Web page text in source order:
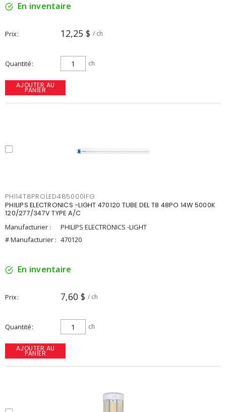
En inventaire
Prix 12,25 $ / ch
Quantité ch
AJOUTER AU
PANIER
PHI14T8PROLED485000IFG
PHILIPS ELECTRONICS -LIGHT 470120 TUBE DEL T8 48PO 14W 5000K
120/277/347V TYPE A/C
Manufacturier :
PHILIPS ELECTRONICS -LIGHT
# Manufacturier : 470120
En inventaire
Prix 7,60 $ / ch
Quantité ch
AJOUTER AU
PANIER